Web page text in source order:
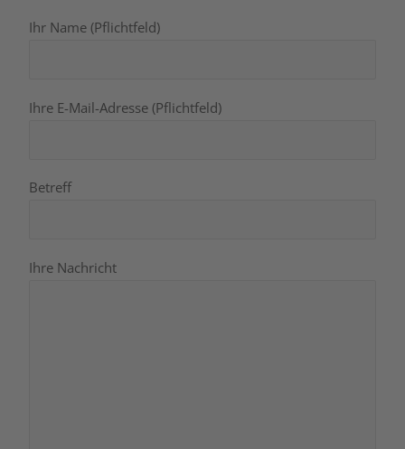
Ihr Name (Pflichtfeld)
Ihre E-Mail-Adresse (Pflichtfeld)
Betreff
Ihre Nachricht